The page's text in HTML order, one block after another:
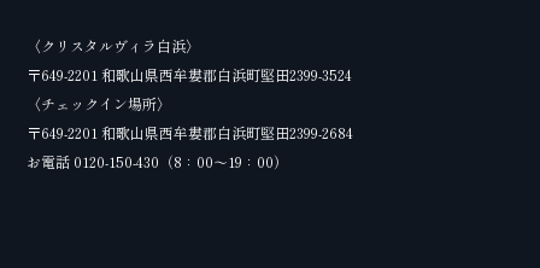
〈クリスタルヴィラ白浜〉
〒649-2201 和歌山県西牟婁郡白浜町堅田2399-3524
〈チェックイン場所〉
〒649-2201 和歌山県西牟婁郡白浜町堅田2399-2684
お電話 0120-150-430 （8：00～19：00）